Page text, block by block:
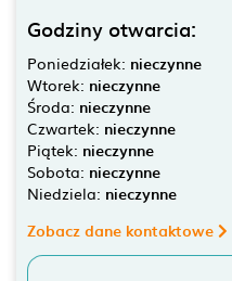
Godziny otwarcia:
Poniedziałek: nieczynne
Wtorek: nieczynne
Środa: nieczynne
Czwartek: nieczynne
Piątek: nieczynne
Sobota: nieczynne
Niedziela: nieczynne
Zobacz dane kontaktowe